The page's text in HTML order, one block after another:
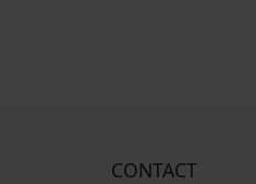
CONTACT